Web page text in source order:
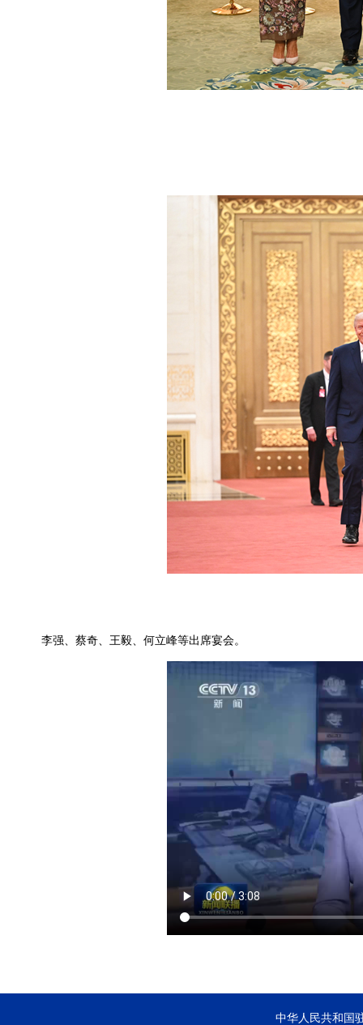
李强、蔡奇、王毅、何立峰等出席宴会。
中华人民共和国